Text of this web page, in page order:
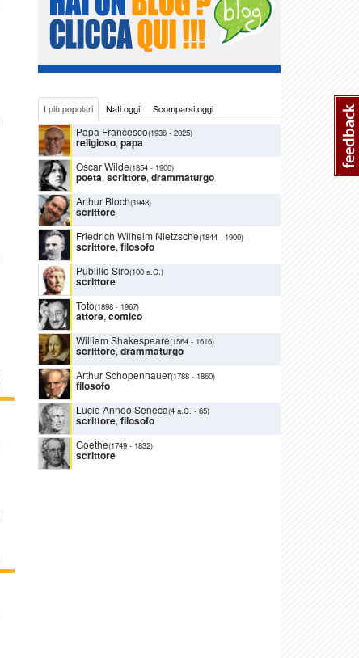
I più popolari Nati oggi Scomparsi oggi
Papa Francesco(1936 - 2025)
religioso, papa
Oscar Wilde(1854 - 1900)
poeta, scrittore, drammaturgo
Arthur Bloch(1948)
scrittore
Friedrich Wilhelm Nietzsche(1844 - 1900)
scrittore, filosofo
Publilio Siro(100 a.C.)
scrittore
Totò(1898 - 1967)
attore, comico
William Shakespeare(1564 - 1616)
scrittore, drammaturgo
Arthur Schopenhauer(1788 - 1860)
filosofo
Lucio Anneo Seneca(4 a.C. - 65)
scrittore, filosofo
Goethe(1749 - 1832)
scrittore